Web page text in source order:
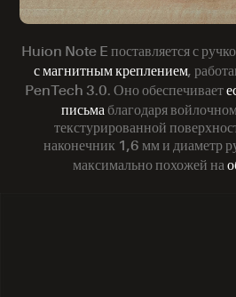
Huion Note E поставляется с
с магнитным креплением,
PenTech 3.0. Оно обеспечивает
письмаблагодаря
текстурированной
наконечник 1,6 мм и диаметр
максимально похожей на